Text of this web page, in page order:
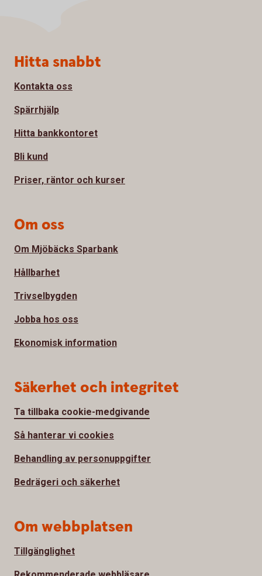
Sidfot
Hitta snabbt
Kontakta oss
Spärrhjälp
Hitta bankkontoret
Bli kund
Priser, räntor och kurser
Om oss
Om Mjöbäcks Sparbank
Hållbarhet
Trivselbygden
Jobba hos oss
Ekonomisk information
Säkerhet och integritet
Ta tillbaka cookie-medgivande
Så hanterar vi cookies
Behandling av personuppgifter
Bedrägeri och säkerhet
Om webbplatsen
Tillgänglighet